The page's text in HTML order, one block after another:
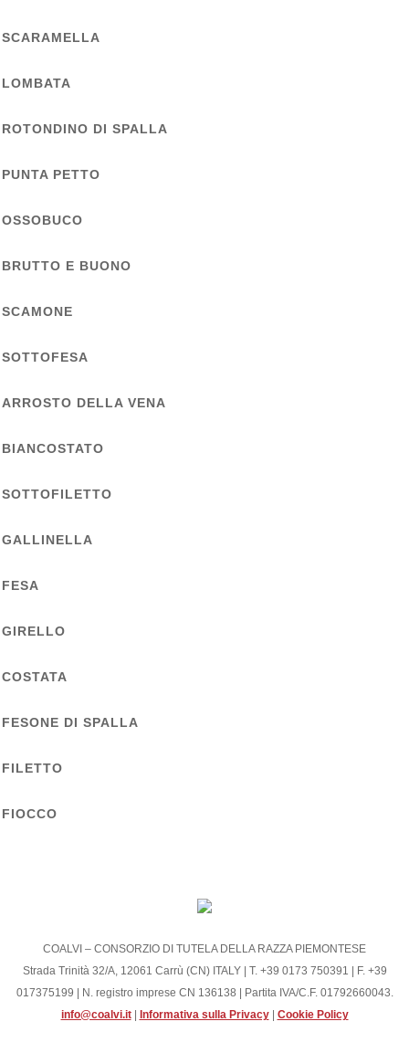
SCARAMELLA
LOMBATA
ROTONDINO DI SPALLA
PUNTA PETTO
OSSOBUCO
BRUTTO E BUONO
SCAMONE
SOTTOFESA
ARROSTO DELLA VENA
BIANCOSTATO
SOTTOFILETTO
GALLINELLA
FESA
GIRELLO
COSTATA
FESONE DI SPALLA
FILETTO
FIOCCO
COALVI – CONSORZIO DI TUTELA DELLA RAZZA PIEMONTESE
Strada Trinità 32/A, 12061 Carrù (CN) ITALY | T. +39 0173 750391 | F. +39
017375199 | N. registro imprese CN 136138 | Partita IVA/C.F. 01792660043.
info@coalvi.it| Informativa sulla Privacy| Cookie Policy